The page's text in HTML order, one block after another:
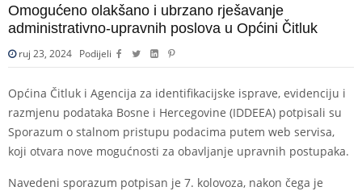
Omogućeno olakšano i ubrzano rješavanje
administrativno-upravnih poslova u Općini Čitluk
ruj 23, 2024 Podijeli
Općina Čitluk i Agencija za identifikacijske isprave, evidenciju i
razmjenu podataka Bosne i Hercegovine (IDDEEA) potpisali su
Sporazum o stalnom pristupu podacima putem web servisa,
koji otvara nove mogućnosti za obavljanje upravnih postupaka.
Navedeni sporazum potpisan je 7. kolovoza, nakon čega je